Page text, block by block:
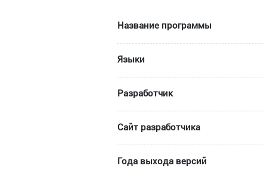
Название программы
Языки
Разработчик
Сайт разработчика
Года выхода версий